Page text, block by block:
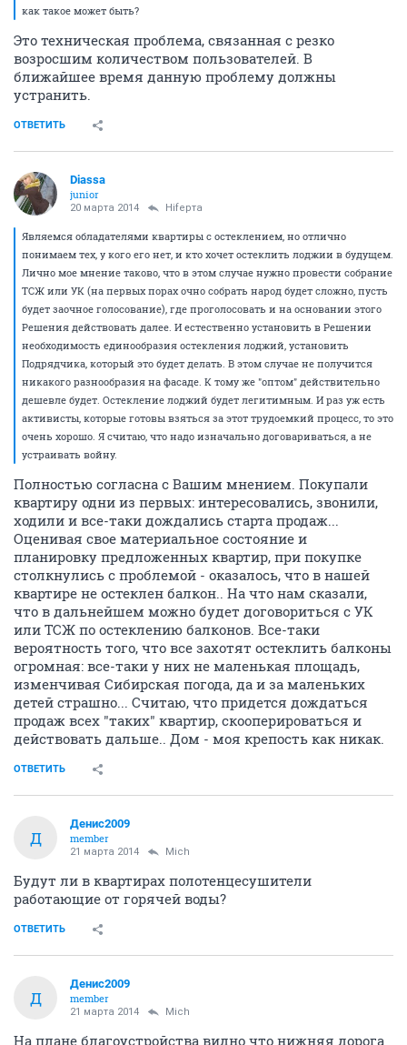
как такое может быть?
Это техническая проблема, связанная с резко
возросшим количеством пользователей. В
ближайшее время данную проблему должны
устранить.
ОТВЕТИТЬ
Diassa
junior
20 марта 2014 Нifерта
Являемся обладателями квартиры с остеклением, но отлично
понимаем тех, у кого его нет, и кто хочет остеклить лоджии в будущем.
Лично мое мнение таково, что в этом случае нужно провести собрание
ТСЖ или УК (на первых порах очно собрать народ будет сложно, пусть
будет заочное голосование), где проголосовать и на основании этого
Решения действовать далее. И естественно установить в Решении
необходимость единообразия остекления лоджий, установить
Подрядчика, который это будет делать. В этом случае не получится
никакого разнообразия на фасаде. К тому же "оптом" действительно
дешевле будет. Остекление лоджий будет легитимным. И раз уж есть
активисты, которые готовы взяться за этот трудоемкий процесс, то это
очень хорошо. Я считаю, что надо изначально договариваться, а не
устраивать войну.
Полностью согласна с Вашим мнением. Покупали
квартиру одни из первых: интересовались, звонили,
ходили и все-таки дождались старта продаж...
Оценивая свое материальное состояние и
планировку предложенных квартир, при покупке
столкнулись с проблемой - оказалось, что в нашей
квартире не остеклен балкон.. На что нам сказали,
что в дальнейшем можно будет договориться с УК
или ТСЖ по остеклению балконов. Все-таки
вероятность того, что все захотят остеклить балконы
огромная: все-таки у них не маленькая площадь,
изменчивая Сибирская погода, да и за маленьких
детей страшно... Считаю, что придется дождаться
продаж всех "таких" квартир, скооперироваться и
действовать дальше.. Дом - моя крепость как никак.
ОТВЕТИТЬ
Д
Денис2009
member
21 марта 2014 Mich
Будут ли в квартирах полотенцесушители
работающие от горячей воды?
ОТВЕТИТЬ
Д
Денис2009
member
21 марта 2014 Mich
На плане благоустройства видно что нижняя дорога